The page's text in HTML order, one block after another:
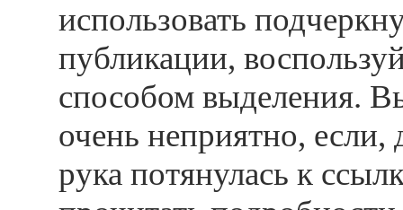
использовать
публикации,
способом выделения.
очень неприятно,
рука потянулась к